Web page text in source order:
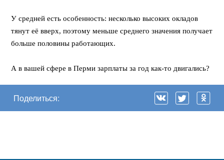
У средней есть особенность: несколько высоких окладов
тянут её вверх, поэтому меньше среднего значения получает
больше половины работающих.
А в вашей сфере в Перми зарплаты за год как-то двигались?
Поделиться: